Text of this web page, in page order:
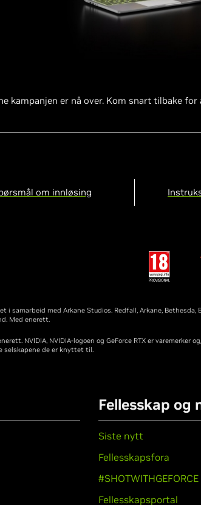
kampanjen er nå over. Kom snart tilbake
om innløsing
i samarbeid med Arkane Studios. Redfall, Arkane,
Med enerett.
NVIDIA, NVIDIA-logoen og GeForce RTX er
selskapene de er knyttet til.
Fellesskap og
Siste nytt
Fellesskapsfora
#SHOTWITHGEFORCE
Fellesskapsportal